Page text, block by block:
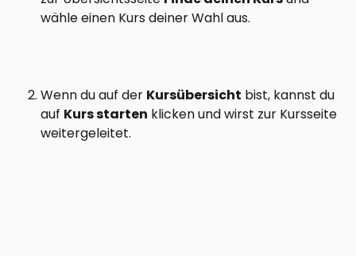
wähle einen Kurs deiner Wahl aus.
Wenn du auf der Kursübersicht bist, kannst du
auf Kurs starten klicken und wirst zur Kursseite
weitergeleitet.